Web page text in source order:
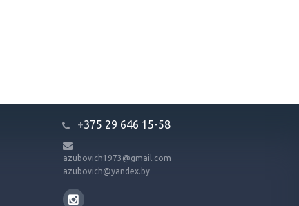
+375 29 646 15-58
azubovich1973@gmail.com
azubovich@yandex.by